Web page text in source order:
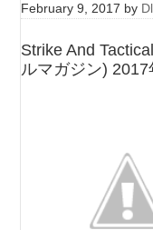
February 9, 2017 by
Strike And
ルマガジン)